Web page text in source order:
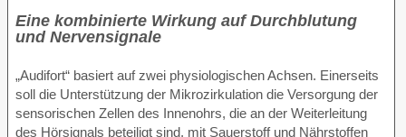
Eine kombinierte Wirkung auf Durchblutung
und Nervensignale
„Audifort“ basiert auf zwei physiologischen Achsen. Einerseits
soll die Unterstützung der Mikrozirkulation die Versorgung der
sensorischen Zellen des Innenohrs, die an der Weiterleitung
des Hörsignals beteiligt sind, mit Sauerstoff und Nährstoffen